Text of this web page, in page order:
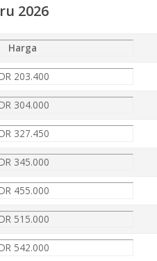
2026
Harga
203.400
304.000
327.450
345.000
455.000
515.000
542.000